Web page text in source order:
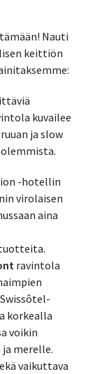
Nauti
keittiön
kuvailee
ja slow
-hotellin
virolaisen
aina
ravintola
korkealla
voikin
merelle.
vaikuttava